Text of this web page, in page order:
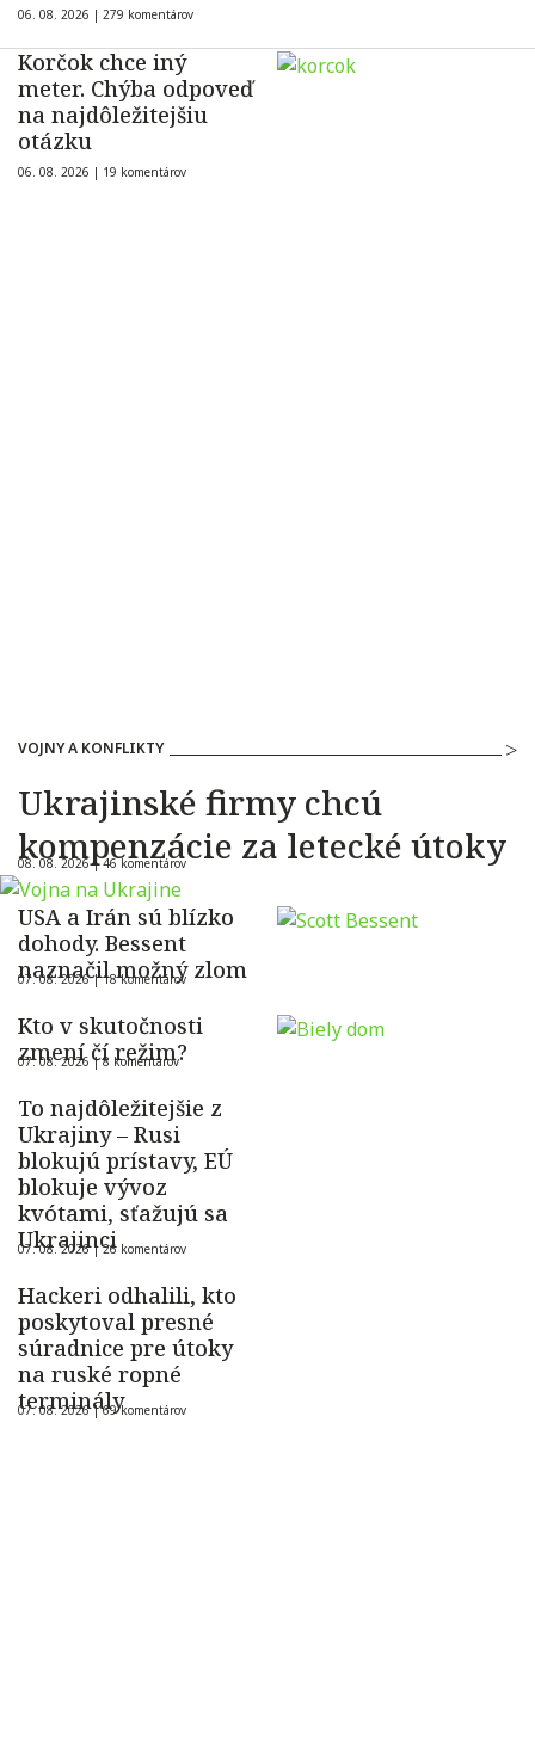
06. 08. 2026 | 279 komentárov
Korčok chce iný
meter. Chýba odpoveď
na najdôležitejšiu
otázku
06. 08. 2026 | 19 komentárov
VOJNY A KONFLIKTY
Ukrajinské firmy chcú
kompenzácie za letecké útoky
08. 08. 2026 |46 komentárov
USA a Irán sú blízko
dohody. Bessent
naznačil možný zlom
07. 08. 2026 |18 komentárov
Kto v skutočnosti
zmení čí režim?
07. 08. 2026 |8 komentárov
To najdôležitejšie z
Ukrajiny – Rusi
blokujú prístavy, EÚ
blokuje vývoz
kvótami, sťažujú sa
Ukrajinci
07. 08. 2026 |26 komentárov
Hackeri odhalili, kto
poskytoval presné
súradnice pre útoky
na ruské ropné
terminály
07. 08. 2026 |69 komentárov